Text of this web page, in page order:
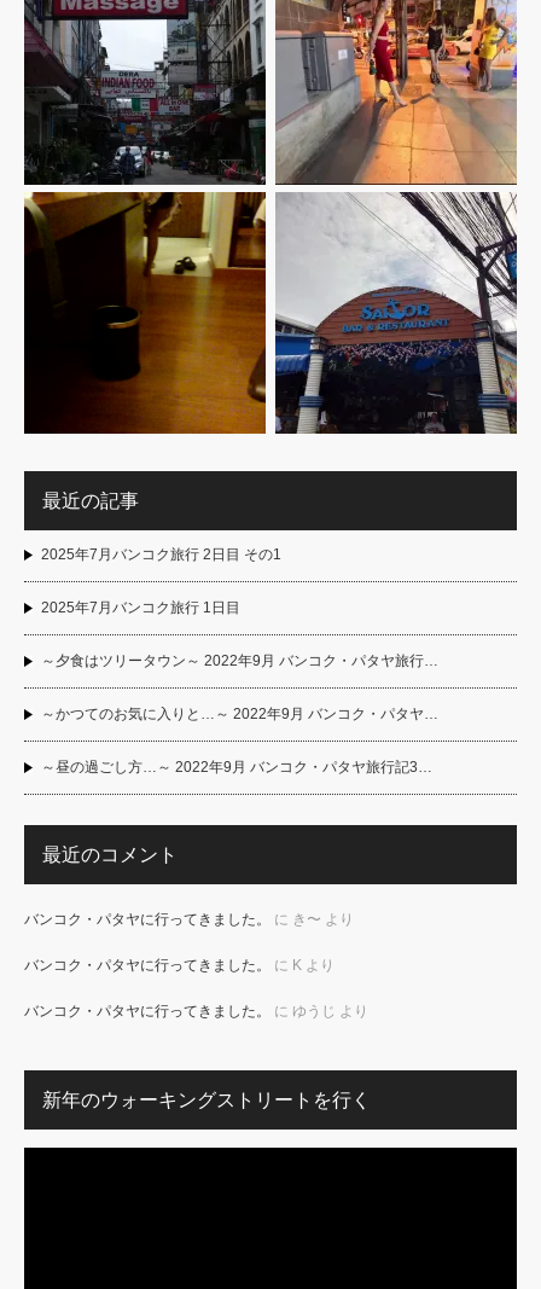
最近の記事
2025年7月バンコク旅行 2日目 その1
2025年7月バンコク旅行 1日目
～夕食はツリータウン～ 2022年9月 バンコク・パタヤ旅行…
～かつてのお気に入りと…～ 2022年9月 バンコク・パタヤ…
～昼の過ごし方…～ 2022年9月 バンコク・パタヤ旅行記3…
最近のコメント
バンコク・パタヤに行ってきました。 に き〜 より
バンコク・パタヤに行ってきました。 に K より
バンコク・パタヤに行ってきました。 に ゆうじ より
新年のウォーキングストリートを行く
動